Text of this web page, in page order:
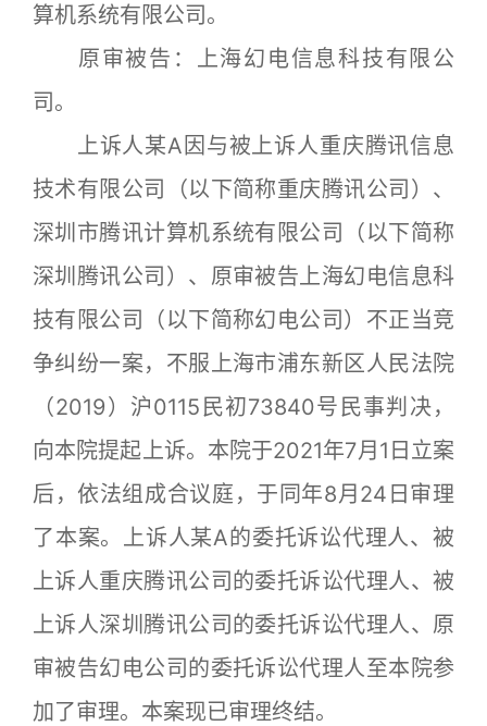
算机系统有限公司。
原审被告：上海幻电信息科技有限公
司。
上诉人某A因与被上诉人重庆腾讯信息
技术有限公司（以下简称重庆腾讯公司）、
深圳市腾讯计算机系统有限公司（以下简称
深圳腾讯公司）、原审被告上海幻电信息科
技有限公司（以下简称幻电公司）不正当竞
争纠纷一案，不服上海市浦东新区人民法院
（2019）沪0115民初73840号民事判决，
向本院提起上诉。本院于2021年7月1日立案
后，依法组成合议庭，于同年8月24日审理
了本案。上诉人某A的委托诉讼代理人、被
上诉人重庆腾讯公司的委托诉讼代理人、被
上诉人深圳腾讯公司的委托诉讼代理人、原
审被告幻电公司的委托诉讼代理人至本院参
加了审理。本案现已审理终结。